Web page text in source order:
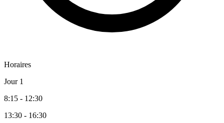
Horaires
Jour 1
8:15 - 12:30
13:30 - 16:30